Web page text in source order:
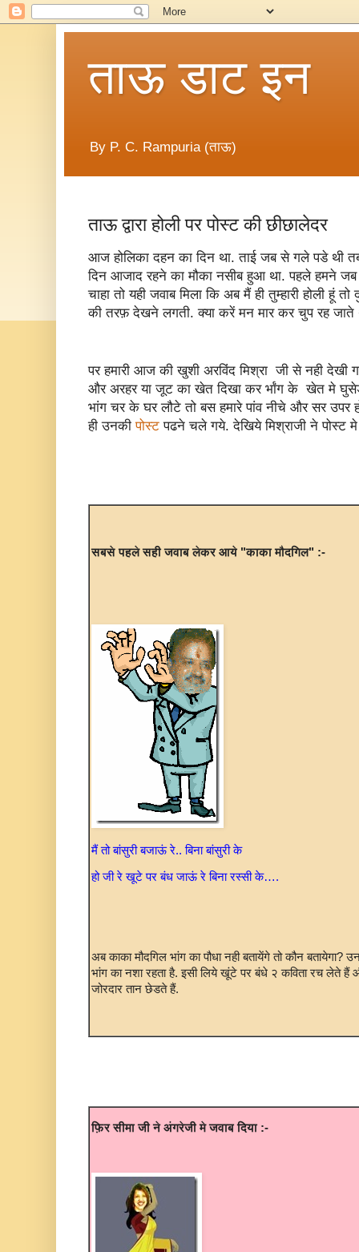
ताऊ डाट इन
By P. C. Rampuria (ताऊ)
ताऊ द्वारा होली पर पोस्ट की छीछालेदर
आज होलिका दहन का दिन था. ताई जब से गले पडे थी
दिन आजाद रहने का मौका नसीब हुआ था. पहले हमने
चाहा तो यही जवाब मिला कि अब मैं ही तुम्हारी होली
की तरफ़ देखने लगती. क्या करें मन मार कर चुप रह
पर हमारी आज की खुशी अरविंद मिश्रा जी से नही
और अरहर या जूट का खेत दिखा कर र्भांग के खेत मे
भांग चर के घर लौटे तो बस हमारे पांव नीचे और सर
ही उनकीपोस्ट पढने चले गये. देखिये मिश्राजी ने पोस्ट मे
सबसे पहले सही जवाब लेकर आये "काका मौदगिल" :-
मैं तो बांसुरी बजाऊं रे.. बिना बांसुरी के
हो जी रे खूटे पर बंध जाऊं रे बिना रस्सी के….
अब काका मौदगिल भांग का पौधा नही बतायेंगे तो कौन बतायेगा?
भांग का नशा रहता है. इसी लिये खूंटे पर बंधे २ कविता रच लेते हैं
जोरदार तान छेडते हैं.
फ़िर सीमा जी ने अंगरेजी मे जवाब दिया :-